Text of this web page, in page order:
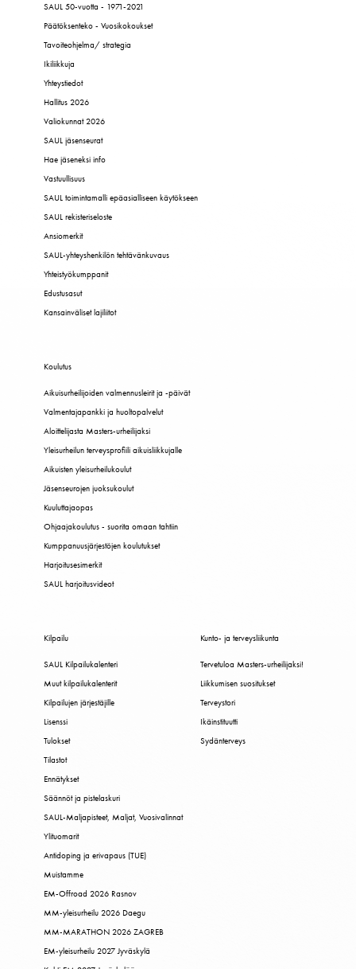
SAUL 50-vuotta - 1971-2021
Päätöksenteko - Vuosikokoukset
Tavoiteohjelma/ strategia
Ikiliikkuja
Yhteystiedot
Hallitus 2026
Valiokunnat 2026
SAUL jäsenseurat
Hae jäseneksi info
Vastuullisuus
SAUL toimintamalli epäasialliseen käytökseen
SAUL rekisteriseloste
Ansiomerkit
SAUL-yhteyshenkilön tehtävänkuvaus
Yhteistyökumppanit
Edustusasut
Kansainväliset lajiliitot
Koulutus
Aikuisurheilijoiden valmennusleirit ja -päivät
Valmentajapankki ja huoltopalvelut
Aloittelijasta Masters-urheilijaksi
Yleisurheilun terveysprofiili aikuisliikkujalle
Aikuisten yleisurheilukoulut
Jäsenseurojen juoksukoulut
Kuuluttajaopas
Ohjaajakoulutus - suorita omaan tahtiin
Kumppanuusjärjestöjen koulutukset
Harjoitusesimerkit
SAUL harjoitusvideot
Kilpailu
SAUL Kilpailukalenteri
Muut kilpailukalenterit
Kilpailujen järjestäjille
Lisenssi
Tulokset
Tilastot
Ennätykset
Säännöt ja pistelaskuri
SAUL-Maljapisteet, Maljat, Vuosivalinnat
Ylituomarit
Antidoping ja erivapaus (TUE)
Muistamme
EM-Offroad 2026 Rasnov
MM-yleisurheilu 2026 Daegu
MM-MARATHON 2026 ZAGREB
EM-yleisurheilu 2027 Jyväskylä
Kunto- ja terveysliikunta
Tervetuloa Masters-urheilijaksi!
Liikkumisen suositukset
Terveystori
Ikäinstituutti
Sydänterveys